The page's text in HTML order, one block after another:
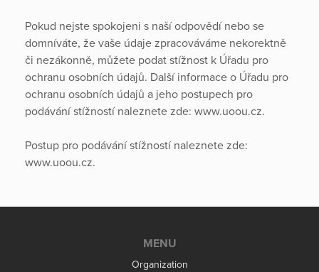
Pokud nejste spokojeni s naší odpovědí nebo se
domníváte, že vaše údaje zpracováváme nekorektně
či nezákonně, můžete podat stížnost k Úřadu pro
ochranu osobních údajů. Další informace o Úřadu pro
ochranu osobních údajů a jeho postupech pro
podávání stížností naleznete zde: www.uoou.cz.
Postup pro podávání stížností naleznete zde:
www.uoou.cz.
MENU
Organization